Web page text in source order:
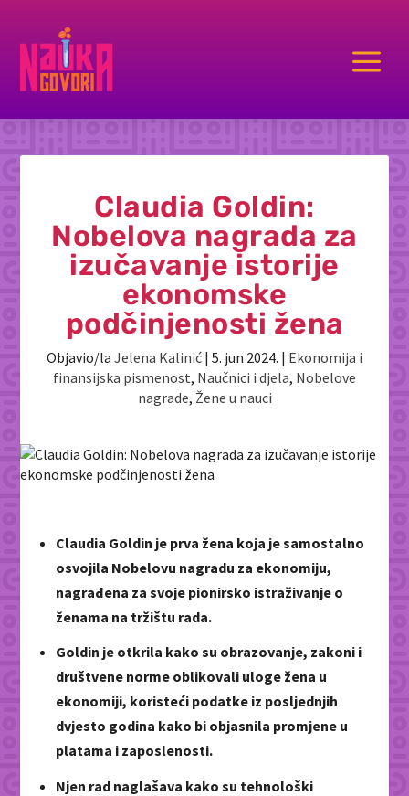
a
Claudia Goldin:
Nobelova nagrada za
izučavanje istorije
ekonomske
podčinjenosti žena
Objavio/la Jelena Kalinić | 5. jun 2024. | Ekonomija i
finansijska pismenost, Naučnici i djela, Nobelove
nagrade, Žene u nauci
Claudia Goldin je prva žena koja je samostalno
osvojila Nobelovu nagradu za ekonomiju,
nagrađena za svoje pionirsko istraživanje o
ženama na tržištu rada.
Goldin je otkrila kako su obrazovanje, zakoni i
društvene norme oblikovali uloge žena u
ekonomiji, koristeći podatke iz posljednjih
dvjesto godina kako bi objasnila promjene u
platama i zaposlenosti.
Njen rad naglašava kako su tehnološki